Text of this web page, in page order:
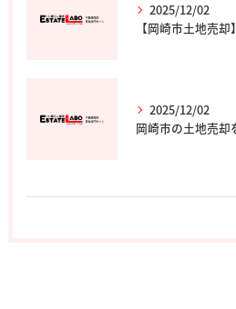
2025/12/02
【岡崎市土地売却】
2025/12/02